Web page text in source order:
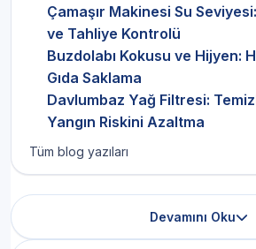
Çamaşır Makinesi Su
ve Tahliye Kontrolü
Buzdolabı Kokusu ve Hijyen:
Gıda Saklama
Davlumbaz Yağ Filtresi:
Yangın Riskini Azaltma
Tüm blog yazıları
Devamını Oku